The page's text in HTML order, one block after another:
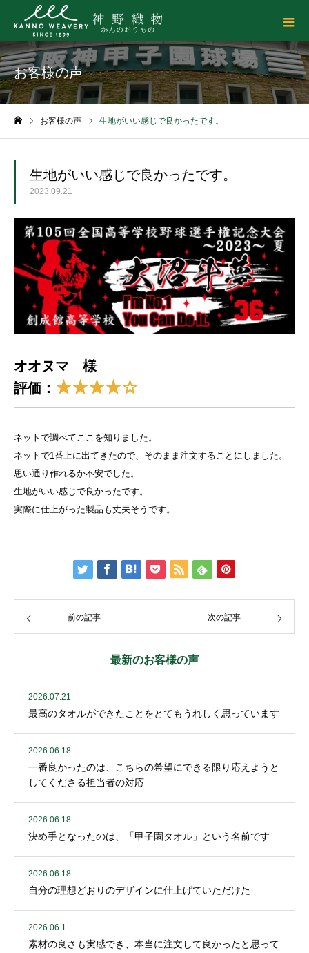
お客様の声
お客様の声 生地がいい感じで良かったです。
生地がいい感じで良かったです。
2023.09.21
オオヌマ 様
評価： ★★★★☆
ネットで調べてここを知りました。
ネットで1番上に出てきたので、そのまま注文することにしました。
思い通り作れるか不安でした。
生地がいい感じで良かったです。
実際に仕上がった製品も丈夫そうです。
前の記事 次の記事
最新のお客様の声
2026.07.21
最高のタオルができたことをとてもうれしく思っています
2026.06.18
一番良かったのは、こちらの希望にできる限り応えようと
してくださる担当者の対応
2026.06.18
決め手となったのは、「甲子園タオル」という名前です
2026.06.18
自分の理想どおりのデザインに仕上げていただけた
2026.06.1
素材の良さも実感でき、本当に注文して良かったと思って